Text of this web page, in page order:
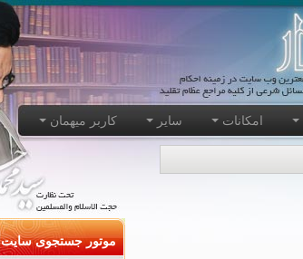
امکانات سایر کاربر میهمان
موتور جستجوی سایت